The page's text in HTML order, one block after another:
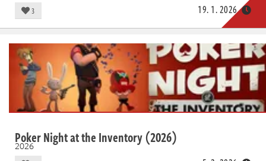
3 19. 1. 2026
Poker Night at the Inventory (2026)
2026